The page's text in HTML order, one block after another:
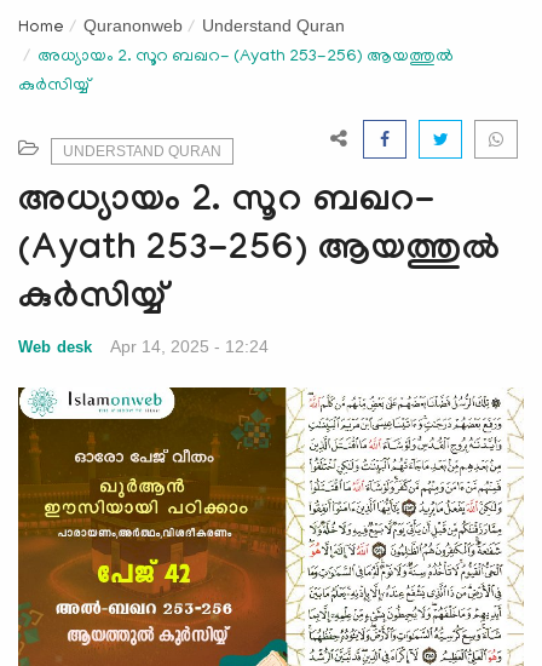
g
l
e
v
i
g
t
o
n
Home Quranonweb Understand Quran
അധ്യായം 2. സൂറ ബഖറ- (Ayath 253-256) ആയത്തുൽ
കുർസിയ്യ്
UNDERSTAND QURAN
അധ്യായം 2. സൂറ ബഖറ-
(Ayath 253-256) ആയത്തുൽ
കുർസിയ്യ്
Web desk Apr 14, 2025 - 12:24